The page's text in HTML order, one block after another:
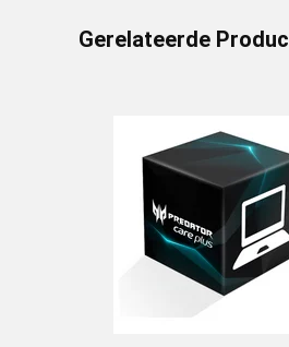
Gerelateerde